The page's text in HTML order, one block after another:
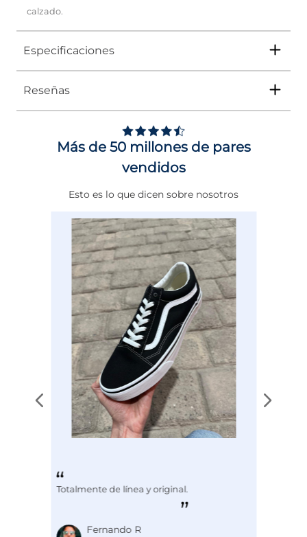
calzado.
Especificaciones
Tipo
Género Mujer
DE 0 A 4 cms
AMPLIO 1/2 PUNTO
BEIGE
COMBATE
Reseñas
Más de 50 millones de pares
vendidos
Esto es lo que dicen sobre nosotros
Totalmente de línea y original.
Fernando R